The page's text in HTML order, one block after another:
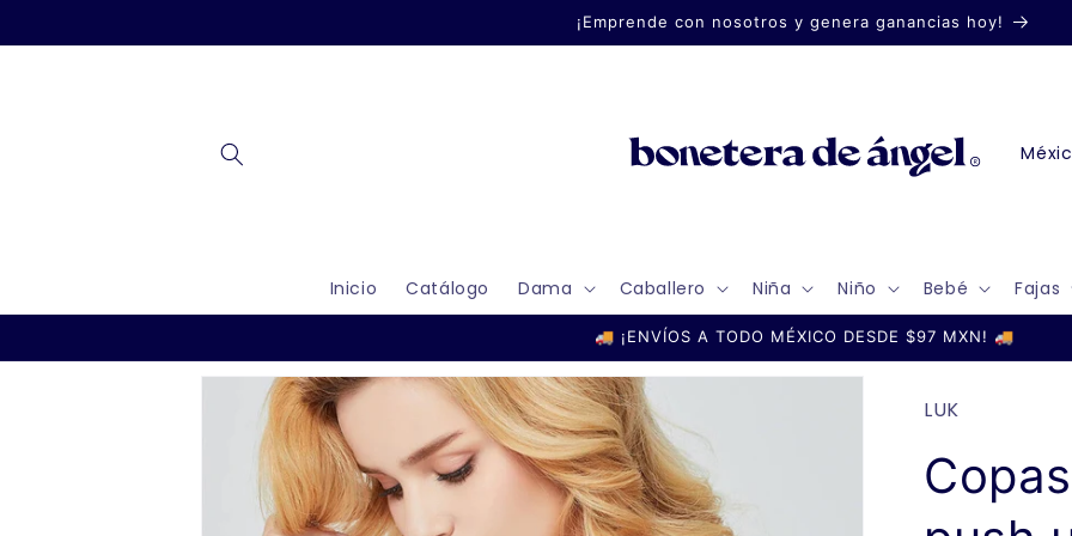
al contenido
¡Emprende con nosotros y genera ganancias hoy!
Inicio Catálogo Dama Caballero Niña Niño Bebé Fajas
P
/
r
e
ó
n
🚚 ¡ENVÍOS A TODO MÉXICO DESDE $97 MXN! 🚚
Ir
directamente
información
del producto
LUK